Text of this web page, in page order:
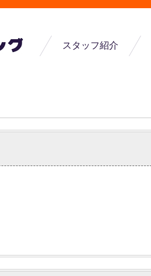
スタッフ紹介